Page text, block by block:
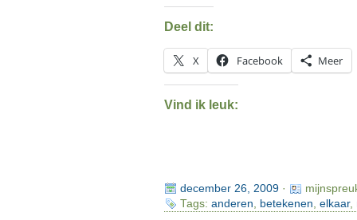
Deel dit:
X Facebook Meer
Vind ik leuk:
december 26, 2009·
Tags: anderen betekenen elkaar,